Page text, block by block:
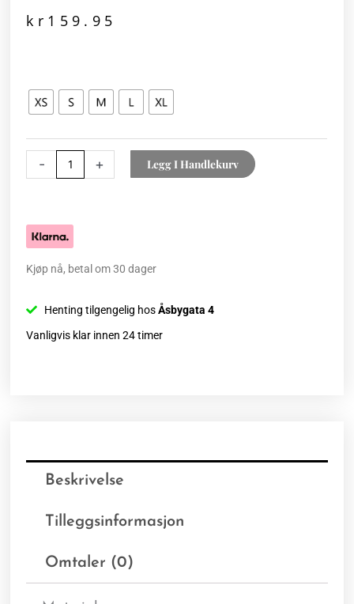
kr 159.95
-
antall
+ Legg I Handlekurv
Kjøp nå, betal om 30 dager
Henting tilgengelig hosÅsbygata 4
Vanligvis klar innen 24 timer
Beskrivelse
Tilleggsinformasjon
Omtaler (0)